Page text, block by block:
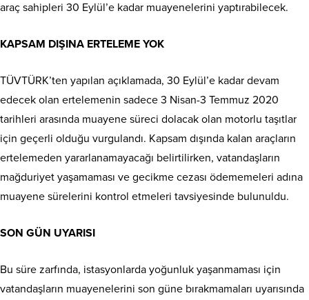
araç sahipleri 30 Eylül’e kadar muayenelerini yaptırabilecek.
KAPSAM DIŞINA ERTELEME YOK
TÜVTÜRK’ten yapılan açıklamada, 30 Eylül’e kadar devam
edecek olan ertelemenin sadece 3 Nisan-3 Temmuz 2020
tarihleri arasında muayene süreci dolacak olan motorlu taşıtlar
için geçerli olduğu vurgulandı. Kapsam dışında kalan araçların
ertelemeden yararlanamayacağı belirtilirken, vatandaşların
mağduriyet yaşamaması ve gecikme cezası ödememeleri adına
muayene sürelerini kontrol etmeleri tavsiyesinde bulunuldu.
SON GÜN UYARISI
Bu süre zarfında, istasyonlarda yoğunluk yaşanmaması için
vatandaşların muayenelerini son güne bırakmamaları uyarısında